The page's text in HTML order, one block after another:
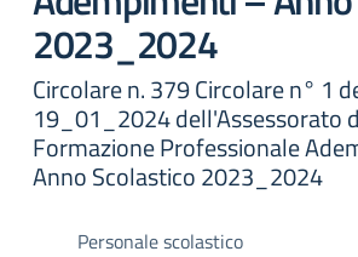
2023_2024
Circolare n. 379 Circolare n° 1
19_01_2024 dell'Assessorato
Formazione Professionale
Anno Scolastico 2023_2024
Personale scolastico